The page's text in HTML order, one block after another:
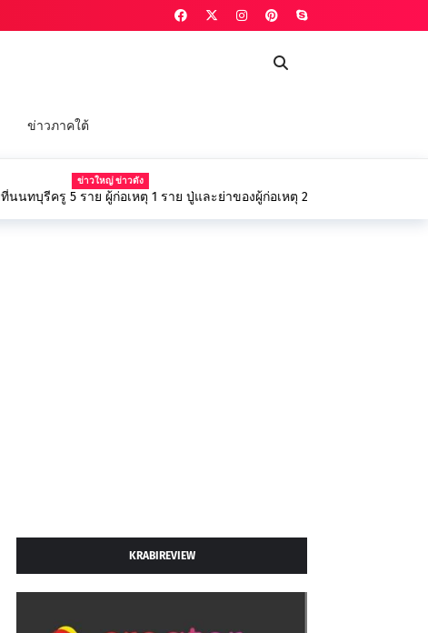
ข่าวภาคใต้
ข่าวใหญ่ ข่าวดัง
อัปเดตโศกนาฏกรรมที่นนทบุรีครู 5 ราย ผู้ก่อเหตุ 1 ราย ปู่และย่าของผู้ก่อเหตุ 2 ราย
KRABIREVIEW